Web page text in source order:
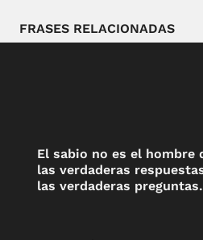
FRASES RELACIONADAS
El sabio no es el hombre
las verdaderas
las verdaderas preguntas.